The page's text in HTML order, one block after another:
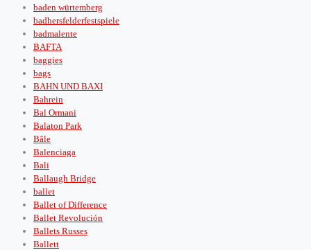
baden würtemberg
badhersfelderfestspiele
badmalente
BAFTA
baggies
bags
BAHN UND BAXI
Bahrein
Bal Ormani
Balaton Park
Bâle
Balenciaga
Bali
Ballaugh Bridge
ballet
Ballet of Difference
Ballet Revolución
Ballets Russes
Ballett